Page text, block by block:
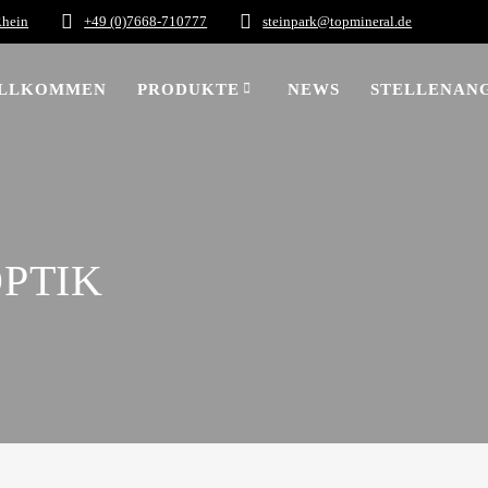
+49 (0)7668-710777 steinpark@topmineral.de
PRODUKTE NEWS